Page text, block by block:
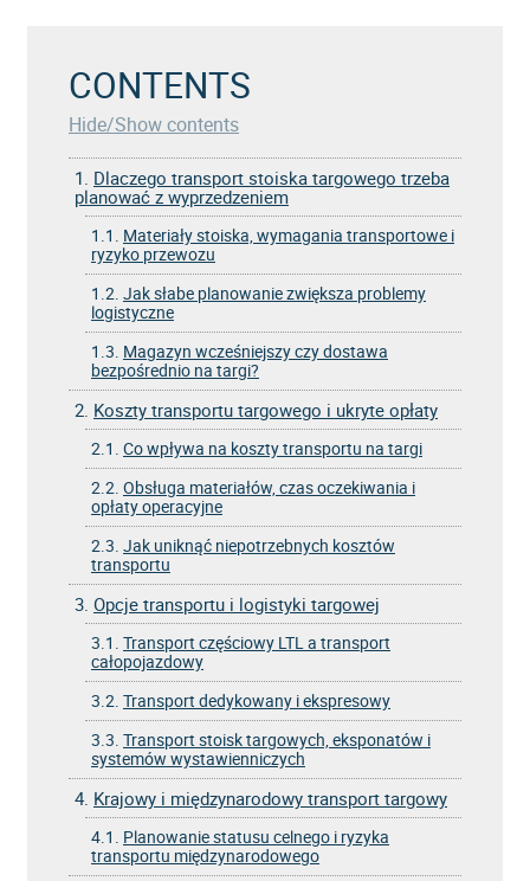
CONTENTS
Hide/Show contents
1. Dlaczego transport stoiska targowego trzeba
planować z wyprzedzeniem
1.1. Materiały stoiska, wymagania transportowe i
ryzyko przewozu
1.2. Jak słabe planowanie zwiększa problemy
logistyczne
1.3. Magazyn wcześniejszy czy dostawa
bezpośrednio na targi?
2. Koszty transportu targowego i ukryte opłaty
2.1. Co wpływa na koszty transportu na targi
2.2. Obsługa materiałów, czas oczekiwania i
opłaty operacyjne
2.3. Jak uniknąć niepotrzebnych kosztów
transportu
3. Opcje transportu i logistyki targowej
3.1. Transport częściowy LTL a transport
całopojazdowy
3.2. Transport dedykowany i ekspresowy
3.3. Transport stoisk targowych, eksponatów i
systemów wystawienniczych
4. Krajowy i międzynarodowy transport targowy
4.1. Planowanie statusu celnego i ryzyka
transportu międzynarodowego